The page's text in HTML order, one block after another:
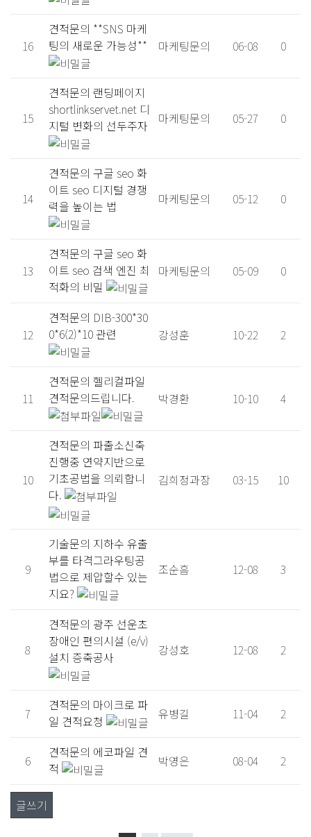
16
견적문의 **SNS 마케
팅의 새로운 가능성**
마케팅문의 06-08 0
15
견적문의 랜딩페이지
shortlinkservet.net 디
지털 변화의 선두주자
마케팅문의 05-27 0
14
견적문의 구글 seo 화
이트 seo 디지털 경쟁
력을 높이는 법
마케팅문의 05-12 0
13
견적문의 구글 seo 화
이트 seo 검색 엔진 최
적화의 비밀
마케팅문의 05-09 0
12
견적문의 DIB-300*30
0*6(2)*10 관련
강성훈 10-22 2
11
견적문의 헬리컬파일
견적문의드립니다.
박경환 10-10 4
10
견적문의 파출소신축
진행중 연약지반으로
기초공법을 의뢰합니
다.
김희정과장 03-15 10
9
기술문의 지하수 유출
부를 타격그라우팅공
법으로 제압할수 있는
지요?
조순흠 12-08 3
8
견적문의 광주 선운초
장애인 편의시설 (e/v)
설치 증축공사
강성호 12-08 2
7
견적문의 마이크로 파
일 견적요청
유병길 11-04 2
6
견적문의 에코파일 견
적
박영은 08-04 2
글쓰기